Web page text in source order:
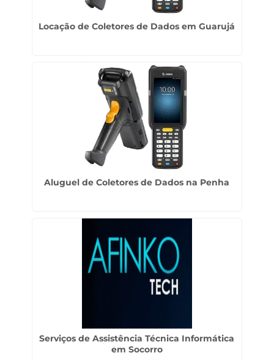
Locação de Coletores de Dados em Guarujá
Aluguel de Coletores de Dados na Penha
Serviços de Assistência Técnica Informática
em Socorro